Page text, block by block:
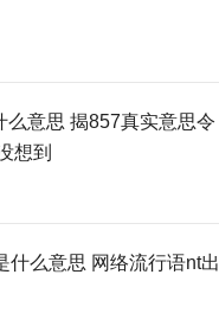
么意思 揭857真实意思令
想到
什么意思 网络流行语nt出